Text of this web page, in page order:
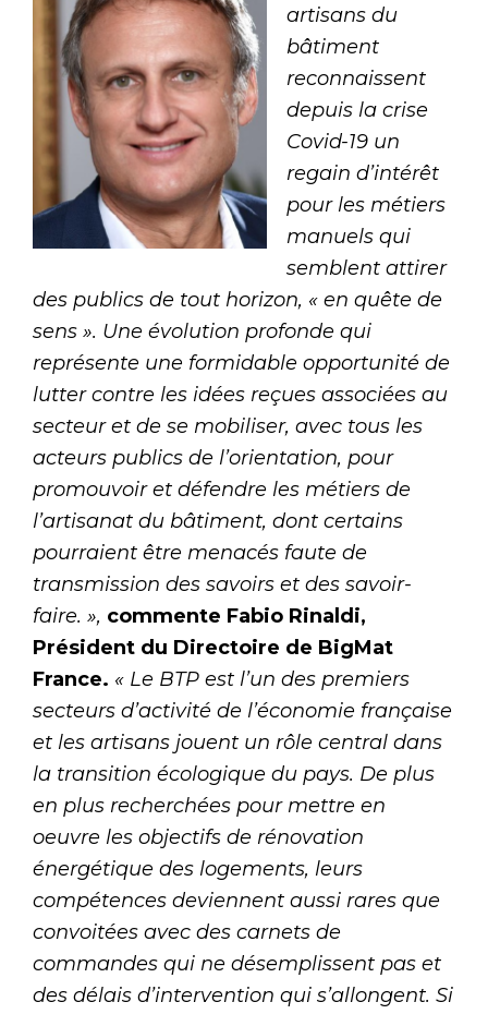
artisans du
bâtiment
reconnaissent
depuis la crise
Covid-19 un
regain d’intérêt
pour les métiers
manuels qui
semblent attirer
des publics de tout horizon, « en quête de
sens ». Une évolution profonde qui
représente une formidable opportunité de
lutter contre les idées reçues associées au
secteur et de se mobiliser, avec tous les
acteurs publics de l’orientation, pour
promouvoir et défendre les métiers de
l’artisanat du bâtiment, dont certains
pourraient être menacés faute de
transmission des savoirs et des savoir-
faire. », commente Fabio Rinaldi,
Président du Directoire de BigMat
France. « Le BTP est l’un des premiers
secteurs d’activité de l’économie française
et les artisans jouent un rôle central dans
la transition écologique du pays. De plus
en plus recherchées pour mettre en
oeuvre les objectifs de rénovation
énergétique des logements, leurs
compétences deviennent aussi rares que
convoitées avec des carnets de
commandes qui ne désemplissent pas et
des délais d’intervention qui s’allongent. Si